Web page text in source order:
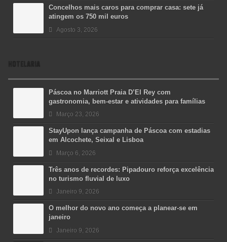
Concelhos mais caros para comprar casa: sete já
atingem os 750 mil euros
Agosto 3, 2026
HOTELARIA
Páscoa no Marriott Praia D’El Rey com
gastronomia, bem-estar e atividades para famílias
Março 23, 2026
StayUpon lança campanha de Páscoa com estadias
em Alcochete, Seixal e Lisboa
Março 6, 2026
Três anos de recordes: Pipadouro reforça excelência
no turismo fluvial de luxo
Janeiro 9, 2026
O melhor do novo ano começa a planear-se em
janeiro
Janeiro 9, 2026